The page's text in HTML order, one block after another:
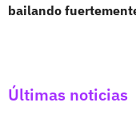
bailando
Últimas noticias